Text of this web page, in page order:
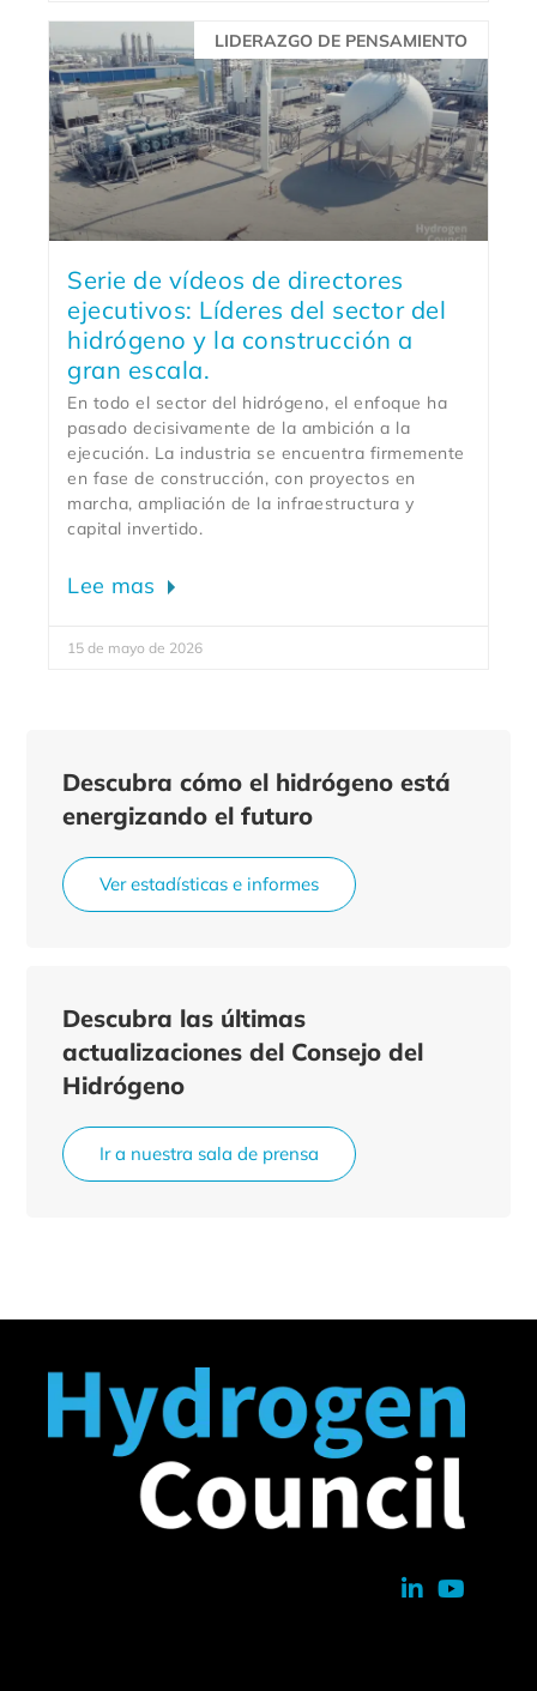
LIDERAZGO DE PENSAMIENTO
Serie de vídeos de directores
ejecutivos: Líderes del sector del
hidrógeno y la construcción a
gran escala.
En todo el sector del hidrógeno, el enfoque ha
pasado decisivamente de la ambición a la
ejecución. La industria se encuentra firmemente
en fase de construcción, con proyectos en
marcha, ampliación de la infraestructura y
capital invertido.
Lee mas
15 de mayo de 2026
Descubra cómo el hidrógeno está
energizando el futuro
Ver estadísticas e informes
Descubra las últimas
actualizaciones del Consejo del
Hidrógeno
Ir a nuestra sala de prensa